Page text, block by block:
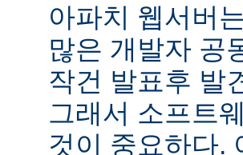
아파치 웹서버
많은 개발자 공
작건 발표후 발
그래서 소프트
것이 중요하다.